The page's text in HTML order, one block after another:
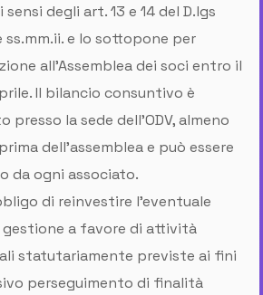
degli art. 13 e 14 del D.lgs
ss.mm.ii. e lo sottopone per
all’Assemblea dei soci entro il
Il bilancio consuntivo è
presso la sede dell’ODV, almeno
dell'assemblea e può essere
da ogni associato.
di reinvestire l’eventuale
gestione a favore di attività
statutariamente previste ai fini
perseguimento di finalità